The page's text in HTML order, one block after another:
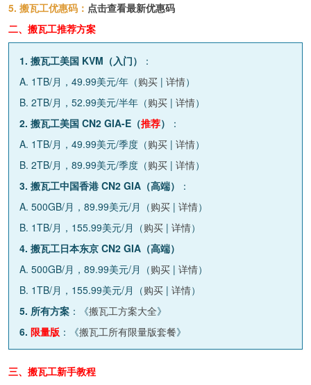
5. 搬瓦工优惠码： 点击查看最新优惠码
二、搬瓦工推荐方案
1. 搬瓦工美国 KVM（入门）
：
A. 1TB/月，49.99美元/年（购买 | 详情）
B. 2TB/月，52.99美元/半年（购买 | 详情）
2. 搬瓦工美国 CN2 GIA-E（推荐）
：
A. 1TB/月，49.99美元/季度（购买 | 详情）
B. 2TB/月，89.99美元/季度（购买 | 详情）
3. 搬瓦工中国香港 CN2 GIA（高端）
：
A. 500GB/月，89.99美元/月（购买 | 详情）
B. 1TB/月，155.99美元/月（购买 | 详情）
4. 搬瓦工日本东京 CN2 GIA（高端）
A. 500GB/月，89.99美元/月（购买 | 详情）
B. 1TB/月，155.99美元/月（购买 | 详情）
5. 所有方案 ：《搬瓦工方案大全》
6. 限量版 ：《搬瓦工所有限量版套餐》
三、搬瓦工新手教程